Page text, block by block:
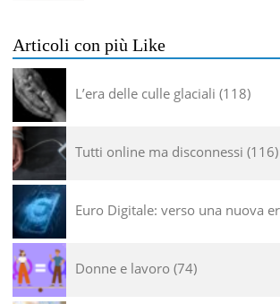
Articoli con più Like
L’era delle culle glaciali 118
Tutti online ma disconnessi 116
Euro Digitale: verso una nuova
Donne e lavoro 74